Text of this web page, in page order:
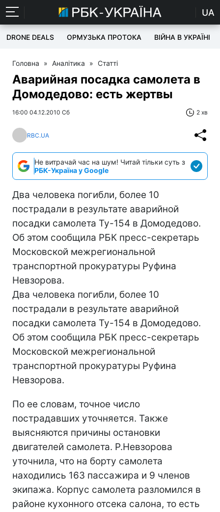
UA
DRONE DEALS ОРМУЗЬКА ПРОТОКА ВІЙНА В УКРАЇНІ
Головна » Аналітика » Статті
Аварийная посадка самолета в
Домодедово: есть жертвы
16:00 04.12.2010 Сб 2 хв
RBC.UA
Не витрачай час на шум! Читай тільки суть з
РБК-Україна у Google
Два человека погибли, более 10
пострадали в результате аварийной
посадки самолета Ту-154 в Домодедово.
Об этом сообщила РБК пресс-секретарь
Московской межрегиональной
транспортной прокуратуры Руфина
Невзорова.
Два человека погибли, более 10
пострадали в результате аварийной
посадки самолета Ту-154 в Домодедово.
Об этом сообщила РБК пресс-секретарь
Московской межрегиональной
транспортной прокуратуры Руфина
Невзорова.
По ее словам, точное число
пострадавших уточняется. Также
выясняются причины остановки
двигателей самолета. Р.Невзорова
уточнила, что на борту самолета
находились 163 пассажира и 9 членов
экипажа. Корпус самолета разломился в
районе кухонного отсека салона, то есть